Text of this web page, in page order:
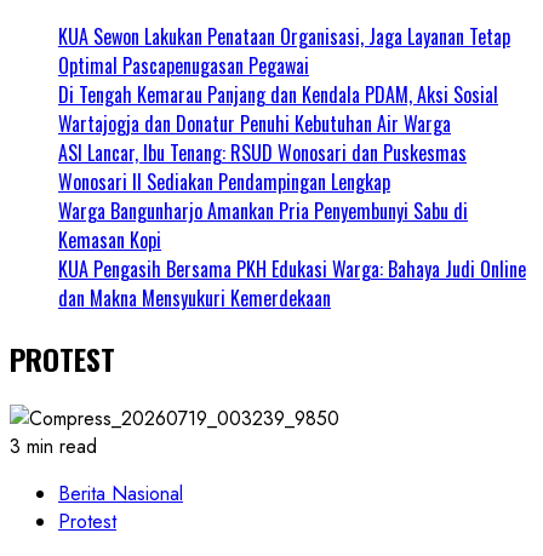
KUA Sewon Lakukan Penataan Organisasi, Jaga Layanan Tetap
Optimal Pascapenugasan Pegawai
Di Tengah Kemarau Panjang dan Kendala PDAM, Aksi Sosial
Wartajogja dan Donatur Penuhi Kebutuhan Air Warga
ASI Lancar, Ibu Tenang: RSUD Wonosari dan Puskesmas
Wonosari II Sediakan Pendampingan Lengkap
Warga Bangunharjo Amankan Pria Penyembunyi Sabu di
Kemasan Kopi
KUA Pengasih Bersama PKH Edukasi Warga: Bahaya Judi Online
dan Makna Mensyukuri Kemerdekaan
PROTEST
3 min read
Berita Nasional
Protest